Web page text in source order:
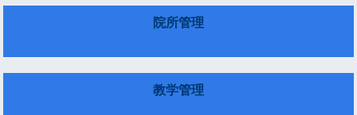
院所管理
教学管理